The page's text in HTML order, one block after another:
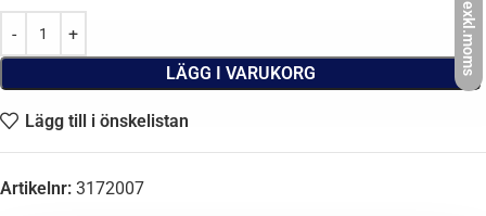
exkl.moms
LÄGG I VARUKORG
Lägg till i önskelistan
Artikelnr: 3172007